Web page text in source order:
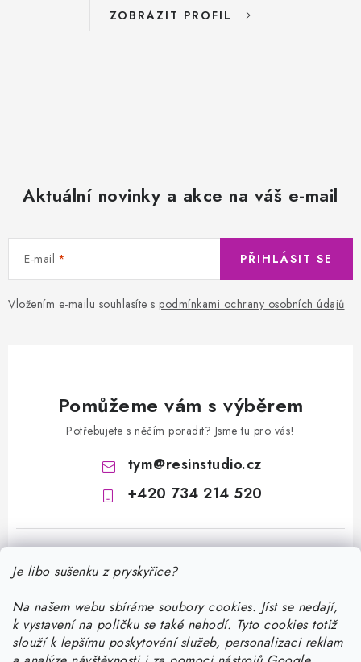
Je libo sušenku z pryskyřice?
Na našem webu sbíráme soubory cookies. Jíst se nedají,
k vystavení na poličku se také nehodí. Tyto cookies totiž
slouží k lepšímu poskytování služeb, personalizaci reklam
ZOBRAZIT PROFIL
Aktuální novinky a akce na váš e-mail
E-mail
Vložením e-mailu souhlasíte s podmínkami ochrany osobních údajů
PŘIHLÁSIT SE
Pomůžeme vám s výběrem
Potřebujete s něčím poradit? Jsme tu pro vás!
tym@resinstudio.cz
+420 734 214 520